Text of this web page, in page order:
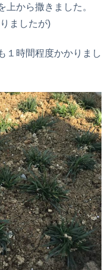
から撒きました。
ましたが)
１時間程度かかりまし